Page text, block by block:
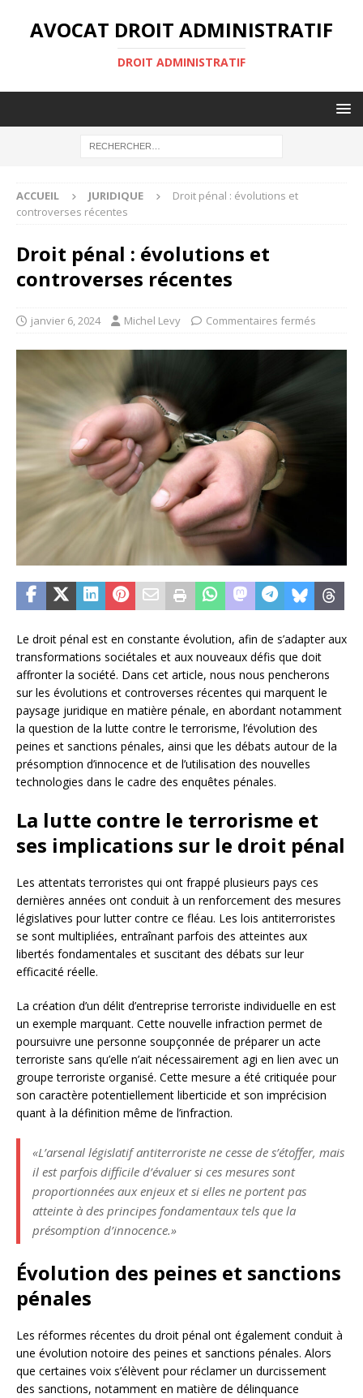
AVOCAT DROIT ADMINISTRATIF
DROIT ADMINISTRATIF
ACCUEIL JURIDIQUE
Droit pénal : évolutions et
controverses récentes
Droit pénal : évolutions et
controverses récentes
janvier 6, 2024 Michel Levy Commentaires fermés
Le droit pénal est en constante évolution, afin de s’adapter aux
transformations sociétales et aux nouveaux défis que doit
affronter la société. Dans cet article, nous nous pencherons
sur les évolutions et controverses récentes qui marquent le
paysage juridique en matière pénale, en abordant notamment
la question de la lutte contre le terrorisme, l’évolution des
peines et sanctions pénales, ainsi que les débats autour de la
présomption d’innocence et de l’utilisation des nouvelles
technologies dans le cadre des enquêtes pénales.
La lutte contre le terrorisme et
ses implications sur le droit pénal
Les attentats terroristes qui ont frappé plusieurs pays ces
dernières années ont conduit à un renforcement des mesures
législatives pour lutter contre ce fléau. Les lois antiterroristes
se sont multipliées, entraînant parfois des atteintes aux
libertés fondamentales et suscitant des débats sur leur
efficacité réelle.
La création d’un délit d’entreprise terroriste individuelle en est
un exemple marquant. Cette nouvelle infraction permet de
poursuivre une personne soupçonnée de préparer un acte
terroriste sans qu’elle n’ait nécessairement agi en lien avec un
groupe terroriste organisé. Cette mesure a été critiquée pour
son caractère potentiellement liberticide et son imprécision
quant à la définition même de l’infraction.
«L’arsenal législatif antiterroriste ne cesse de s’étoffer, mais
il est parfois difficile d’évaluer si ces mesures sont
proportionnées aux enjeux et si elles ne portent pas
atteinte à des principes fondamentaux tels que la
présomption d’innocence.»
Évolution des peines et sanctions
pénales
Les réformes récentes du droit pénal ont également conduit à
une évolution notoire des peines et sanctions pénales. Alors
que certaines voix s’élèvent pour réclamer un durcissement
des sanctions, notamment en matière de délinquance